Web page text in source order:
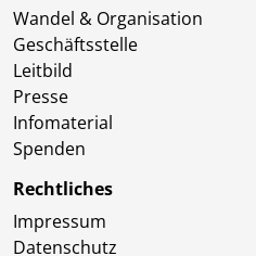
Wandel & Organisation
Geschäftsstelle
Leitbild
Presse
Infomaterial
Spenden
Rechtliches
Impressum
Datenschutz